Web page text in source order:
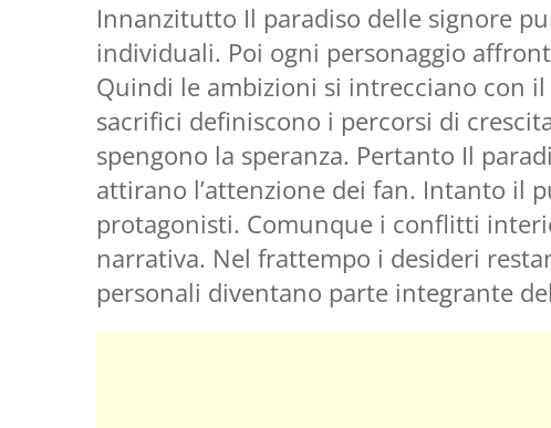
Innanzitutto Il paradiso delle signore
individuali. Poi ogni personaggio
Quindi le ambizioni si intrecciano con
sacrifici definiscono i percorsi di
spengono la speranza. Pertanto Il
attirano l’attenzione dei fan. Intanto il
protagonisti. Comunque i conflitti
narrativa. Nel frattempo i desideri
personali diventano parte integrante